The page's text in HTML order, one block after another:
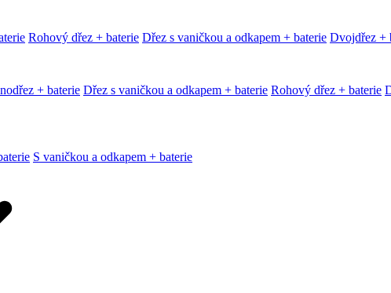
Rohový dřez + baterie Dřez s vaničkou a odkapem + baterie Dvojdřez +
+ baterie Dřez s vaničkou a odkapem + baterie Rohový dřez + baterie
S vaničkou a odkapem + baterie